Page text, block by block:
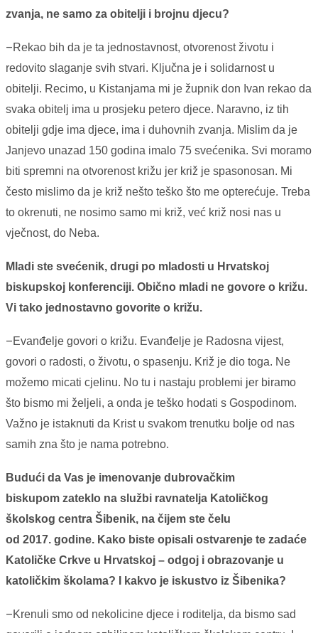
zvanja, ne samo za obitelji i brojnu djecu?
–Rekao bih da je ta jednostavnost, otvorenost životu i
redovito slaganje svih stvari. Ključna je i solidarnost u
obitelji. Recimo, u Kistanjama mi je župnik don Ivan rekao da
svaka obitelj ima u prosjeku petero djece. Naravno, iz tih
obitelji gdje ima djece, ima i duhovnih zvanja. Mislim da je
Janjevo unazad 150 godina imalo 75 svećenika. Svi moramo
biti spremni na otvorenost križu jer križ je spasonosan. Mi
često mislimo da je križ nešto teško što me opterećuje. Treba
to okrenuti, ne nosimo samo mi križ, već križ nosi nas u
vječnost, do Neba.
Mladi ste svećenik, drugi po mladosti u Hrvatskoj
biskupskoj konferenciji. Obično mladi ne govore o križu.
Vi tako jednostavno govorite o križu.
–Evanđelje govori o križu. Evanđelje je Radosna vijest,
govori o radosti, o životu, o spasenju. Križ je dio toga. Ne
možemo micati cjelinu. No tu i nastaju problemi jer biramo
što bismo mi željeli, a onda je teško hodati s Gospodinom.
Važno je istaknuti da Krist u svakom trenutku bolje od nas
samih zna što je nama potrebno.
Budući da Vas je imenovanje dubrovačkim
biskupom zateklo na službi ravnatelja Katoličkog
školskog centra Šibenik, na čijem ste čelu
od 2017. godine. Kako biste opisali ostvarenje te zadaće
Katoličke Crkve u Hrvatskoj – odgoj i obrazovanje u
katoličkim školama? I kakvo je iskustvo iz Šibenika?
–Krenuli smo od nekolicine djece i roditelja, da bismo sad